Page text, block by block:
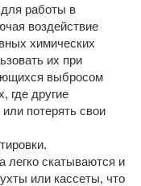
работы в
воздействие
химических
их при
выбросом
где другие
потерять свои
легко скатываются и
или кассеты, что